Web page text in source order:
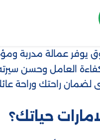
يوفر عمالة مدربة
العامل وحسن
راحتك وراحة
حياتك؟